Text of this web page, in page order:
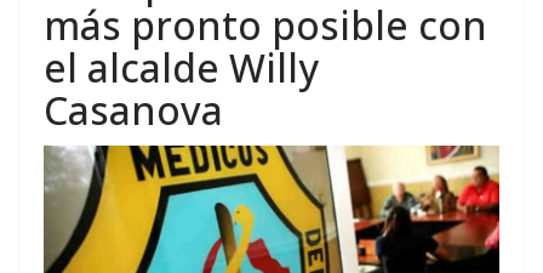
más pronto posible con
el alcalde Willy
Casanova